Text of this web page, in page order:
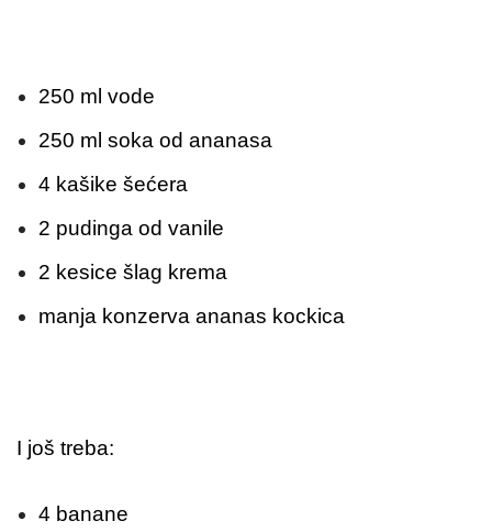
250 ml vode
250 ml soka od ananasa
4 kašike šećera
2 pudinga od vanile
2 kesice šlag krema
manja konzerva ananas kockica
I još treba:
4 banane